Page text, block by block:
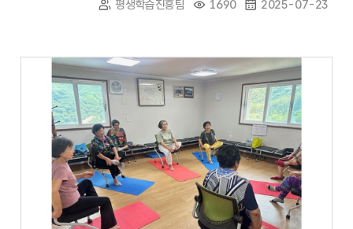
평생학습진흥팀 1690 2025-07-23